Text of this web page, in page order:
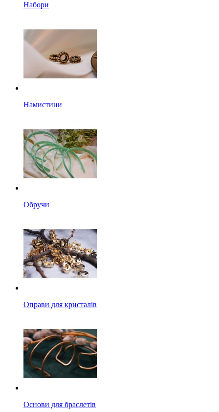
Набори
Намистини
Обручи
Оправи для кристалів
Основи для браслетів